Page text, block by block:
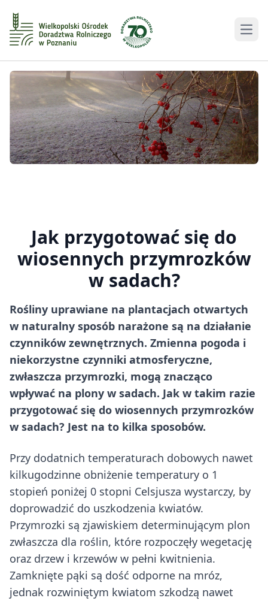
Jak przygotować się do
wiosennych przymrozków
w sadach?
Rośliny uprawiane na plantacjach otwartych
w naturalny sposób narażone są na działanie
czynników zewnętrznych. Zmienna pogoda i
niekorzystne czynniki atmosferyczne,
zwłaszcza przymrozki, mogą znacząco
wpływać na plony w sadach. Jak w takim razie
przygotować się do wiosennych przymrozków
w sadach? Jest na to kilka sposobów.
Przy dodatnich temperaturach dobowych nawet
kilkugodzinne obniżenie temperatury o 1
stopień poniżej 0 stopni Celsjusza wystarczy, by
doprowadzić do uszkodzenia kwiatów.
Przymrozki są zjawiskiem determinującym plon
zwłaszcza dla roślin, które rozpoczęły wegetację
oraz drzew i krzewów w pełni kwitnienia.
Zamknięte pąki są dość odporne na mróz,
jednak rozwiniętym kwiatom szkodzą nawet